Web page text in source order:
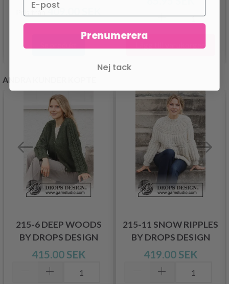
Pris från 409.00 SEK
Lägg till varukorgen
ANDRA KUNDER KÖPTE
215-6 DEEP WOODS
BY DROPS DESIGN
415.00 SEK
215-11 SNOW RIPPLES
BY DROPS DESIGN
419.00 SEK
Prenumerera
Nej tack